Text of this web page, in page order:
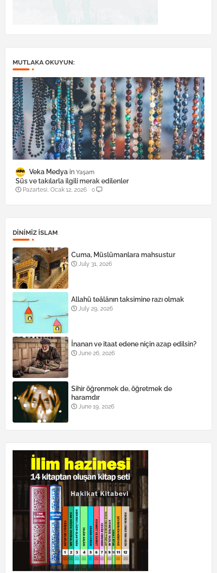
MUTLAKA OKUYUN:
Veka Medya Yaşam
Süs ve takılarla ilgili merak edilenler
Pazartesi, Ocak 12, 2026 0
DINIMIZ ISLAM
Cuma, Müslümanlara mahsustur
July 31, 2026
Allahü teâlânın taksimine razı olmak
July 29, 2026
İnanan ve itaat edene niçin azap edilsin?
June 26, 2026
Sihir öğrenmek de, öğretmek de
haramdır
June 19, 2026